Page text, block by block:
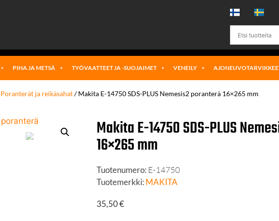
PIHA JA METSÄ TYÖVAATTEET JA -SUOJAIMET VENEILY
Poranterät ja reikäsahat/ Makita E-14750 SDS-PLUS Nemesis2 poranterä 16×265 mm
Makita E-14750 SDS-PLUS
16×265 mm
Tuotenumero: E-14750
Tuotemerkki: MAKITA
35,50€